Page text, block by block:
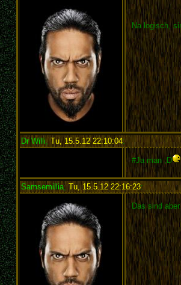
Na logisch,
Dr Willi, Tu, 15.5.12 22:10:04:
#Ja man ;D
Samsemillia,Tu, 15.5.12 22:16:23:
Das sind